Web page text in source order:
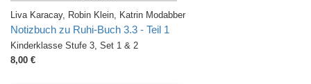
Liva Karacay, Robin Klein, Katrin Modabber
Notizbuch zu Ruhi-Buch 3.3 - Teil 1
Kinderklasse Stufe 3, Set 1 & 2
8,00 €